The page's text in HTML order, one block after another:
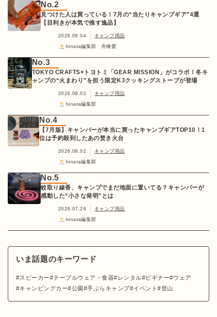
No.2
見つけた人は買っている！7月の“当たりキャンプギア”4選
【目利きが本気で推す逸品】
2026.08.04
キャンプ用品
hinata編集部 舟橋愛
No.3
TOKYO CRAFTS×トヨトミ「GEAR MISSION」がコラボ！冬キ
ャンプの“火まわり”を担う限定K3クッキングストーブが登場
2026.08.02
キャンプ用品
hinata編集部
No.4
【7月版】キャンパーが本当に買ったキャンプギアTOP10！1
位は予約殺到したあの焚き火台
2026.08.02
キャンプ用品
hinata編集部
No.5
蚊取り線香、キャンプでまだ地面に置いてる？キャンパーが
感動した“小さな発明”とは
2026.07.26
キャンプ用品
hinata編集部
いま話題のキーワード
スピーカー テーブルウェア・食器 レンタル ビギナー
ウェア
キャンピングカー 公園 手ぶらキャンプ イベント 登山